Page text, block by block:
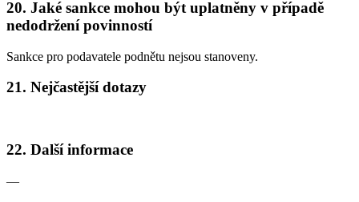
20. Jaké sankce mohou být uplatněny v případě
nedodržení povinností
Sankce pro podavatele podnětu nejsou stanoveny.
21. Nejčastější dotazy
22. Další informace
—